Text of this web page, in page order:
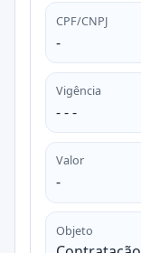
CPF/CNPJ
-
Vigência
- - -
Valor
-
Objeto